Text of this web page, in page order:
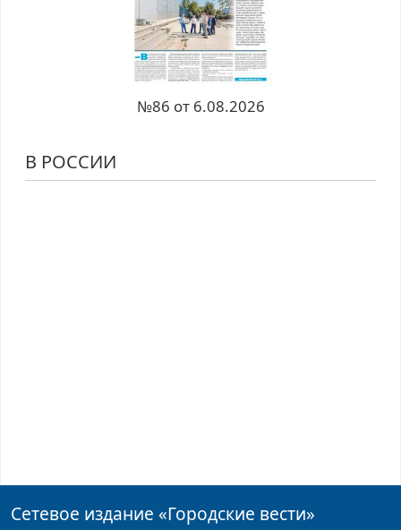
№86 от 6.08.2026
В РОССИИ
Сетевое издание «Городские вести»